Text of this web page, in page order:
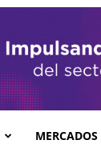
MERCADOS